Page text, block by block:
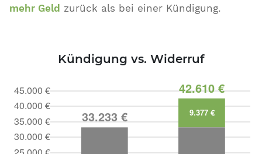
mehr Geld zurück als bei einer Kündigung.
Kündigung vs. Widerruf